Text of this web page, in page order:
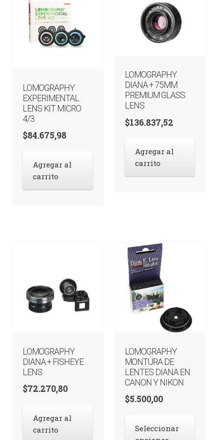
LOMOGRAPHY
EXPERIMENTAL
LENS KIT MICRO
4/3
$84.675,98
Agregar al
carrito
LOMOGRAPHY
DIANA + 75MM
PREMIUM GLASS
LENS
$136.837,52
Agregar al
carrito
LOMOGRAPHY
DIANA + FISHEYE
LENS
$72.270,80
Agregar al
carrito
LOMOGRAPHY
MONTURA DE
LENTES DIANA EN
CANON Y NIKON
$5.500,00
Seleccionar